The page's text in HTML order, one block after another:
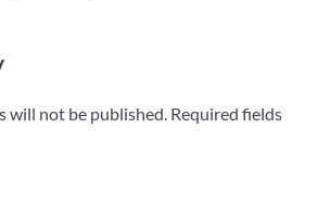
will not be published. Required fields